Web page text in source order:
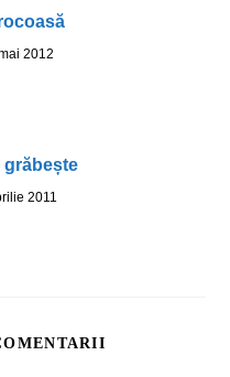
2012
grăbește
2011